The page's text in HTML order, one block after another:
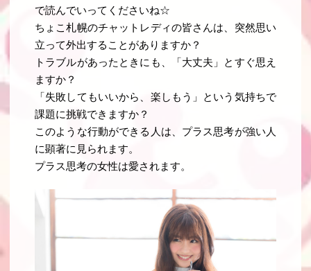
で読んでいってくださいね☆
ちょこ札幌のチャットレディの皆さんは、突然思い
立って外出することがありますか？
トラブルがあったときにも、「大丈夫」とすぐ思え
ますか？
「失敗してもいいから、楽しもう」という気持ちで
課題に挑戦できますか？
このような行動ができる人は、プラス思考が強い人
に顕著に見られます。
プラス思考の女性は愛されます。